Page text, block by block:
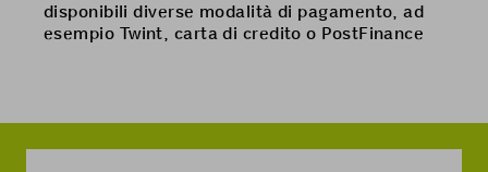
disponibili diverse modalità di pagamento, ad
esempio Twint, carta di credito o PostFinance